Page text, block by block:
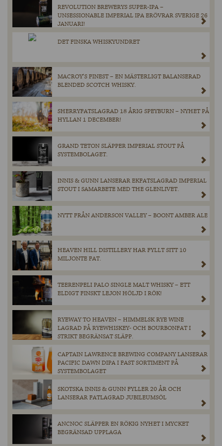
REVOLUTION BREWERYS SUPER-IPA –
UNSESSIONABLE IMPERIAL IPA ERÖVRAR SVERIGE 26
JANUARI!
DET FINSKA WHISKYUNDRET
MACROY’S FINEST – EN MÄSTERLIGT BALANSERAD
BLENDED SCOTCH WHISKY.
SHERRYFATSLAGRAD 18 ÅRIG SPEYBURN – NYHET PÅ
HYLLAN 1 DECEMBER!
GRAND TETON SLÄPPER IMPERIAL STOUT PÅ
SYSTEMBOLAGET.
INNIS & GUNN LANSERAR EKFATSLAGRAD IMPERIAL
STOUT I SAMARBETE MED THE GLENLIVET.
NYTT FRÅN ANDERSON VALLEY – BOONT AMBER ALE
HEAVEN HILL DISTILLERY HAR FYLLT SITT 10
MILJONTE FAT.
TEERENPELI PALO SINGLE MALT WHISKY – ETT
ELDIGT FINSKT LEJON HÖLJD I RÖK!
RYEWAY TO HEAVEN – HIMMELSK RYE WINE
LAGRAD PÅ RYEWHISKEY- OCH BOURBONFAT I
STRIKT BEGRÄNSAT SLÄPP.
CAPTAIN LAWRENCE BREWING COMPANY LANSERAR
PACIFIC DAWN DIPA I FAST SORTIMENT PÅ
SYSTEMBOLAGET
SKOTSKA INNIS & GUNN FYLLER 20 ÅR OCH
LANSERAR FATLAGRAD JUBILEUMSÖL
ANCNOC SLÄPPER EN RÖKIG NYHET I MYCKET
BEGRÄNSAD UPPLAGA